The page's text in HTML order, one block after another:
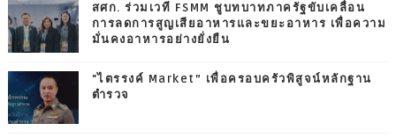
สศก. ร่วมเวที FSMM ชูบทบาทภาครัฐขับเคลื่อน
การลดการสูญเสียอาหารและขยะอาหาร เพื่อความ
มั่นคงอาหารอย่างยั่งยืน
"ไตรรงค์ Market” เพื่อครอบครัวพิสูจน์หลักฐาน
ตำรวจ